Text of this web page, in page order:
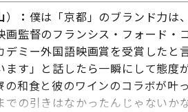
） ： 僕は「京都」のブランド力は
画監督のフランシス・フォード・
デミー外国語映画賞を受賞した
ます」と話したら一瞬にして態度
の和食と彼のワインのコラボが叶
の引きはなかったんじゃないかな